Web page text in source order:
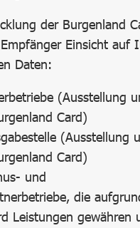
der Burgenland
Einsicht auf
Daten:
(Ausstellung
Card)
(Ausstellung
Card)
und
die
Leistungen gewähren